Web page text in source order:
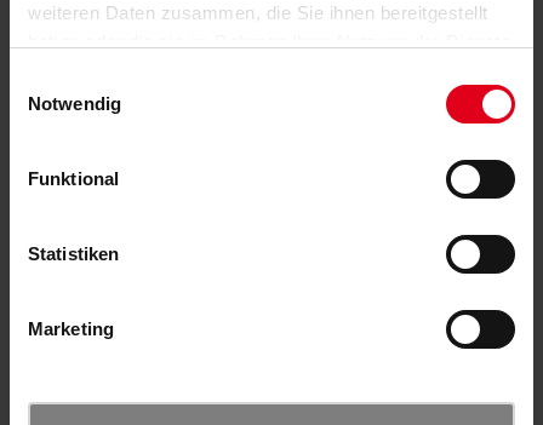
weiteren Daten zusammen, die Sie ihnen bereitgestellt
Notwendig
Funktional
Statistiken
Marketing